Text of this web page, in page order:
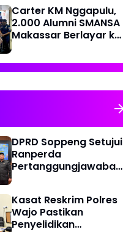
Seimbang dengan
Hasil Pekerjaan
Carter KM Nggapulu,
2.000 Alumni SMANSA
Makassar Berlayar ke
Meriahkan Temu
Nasional IV di
DPRD Soppeng Setujui
Ranperda
Pertanggungjawaban
Kasat Reskrim Polres
Wajo Pastikan
Penyelidikan